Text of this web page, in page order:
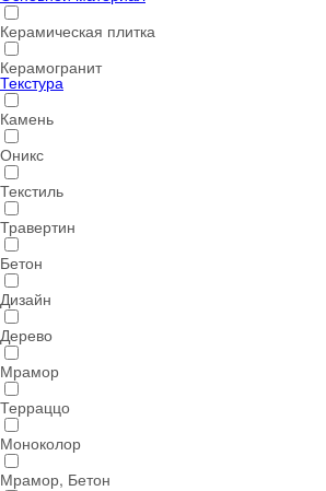
Керамическая плитка
Керамогранит
Текстура
Камень
Оникс
Текстиль
Травертин
Бетон
Дизайн
Дерево
Мрамор
Терраццо
Моноколор
Мрамор, Бетон